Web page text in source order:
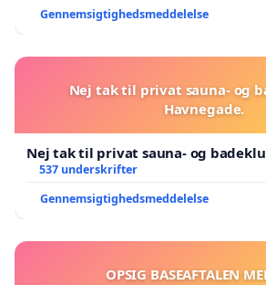
Gennemsigtighedsmeddelelse
Nej tak til privat sauna- og
Havnegade.
Nej tak til privat sauna- og
537 underskrifter
Gennemsigtighedsmeddelelse
OPSIG BASEAFTALEN